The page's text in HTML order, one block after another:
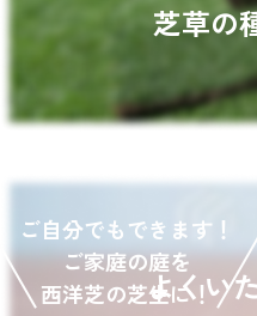
芝草の
よくい
ご自分でもできます！
ご家庭の庭を
西洋芝の芝生に！